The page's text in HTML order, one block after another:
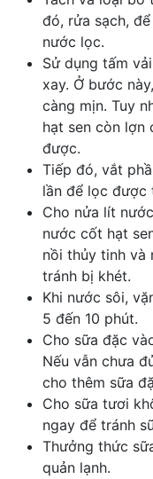
đó, rửa sạch,
nước lọc.
Sử dụng tấm
xay. Ở bước
càng mịn. Tuy
hạt sen còn lợn
được.
Tiếp đó, vắt
lần để lọc được
Cho nửa lít
nước cốt hạt
nồi thủy tinh và
tránh bị khét.
Khi nước sôi,
5 đến 10 phút.
Cho sữa đặc
Nếu vẫn chưa
cho thêm sữa
Cho sữa tươi
ngay để tránh
Thưởng thức
quản lạnh.